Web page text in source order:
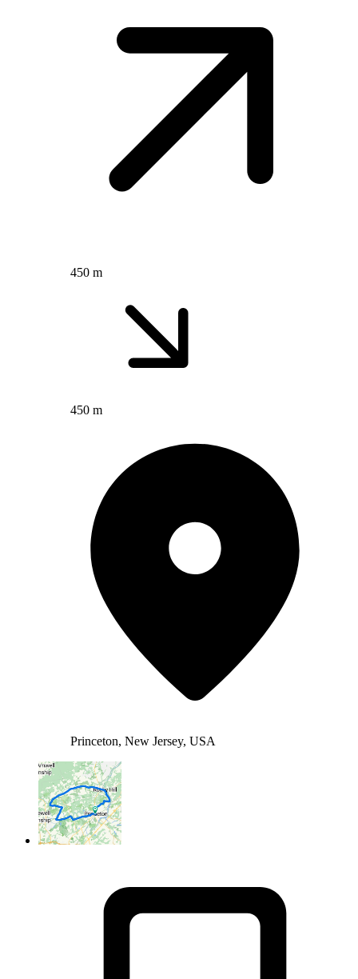
450 m
450 m
Princeton, New Jersey, USA